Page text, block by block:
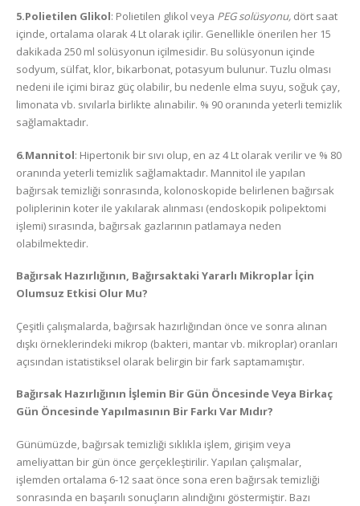
5.Polietilen Glikol: Polietilen glikol veya PEG solüsyonu, dört saat
içinde, ortalama olarak 4 Lt olarak içilir. Genellikle önerilen her 15
dakikada 250 ml solüsyonun içilmesidir. Bu solüsyonun içinde
sodyum, sülfat, klor, bikarbonat, potasyum bulunur. Tuzlu olması
nedeni ile içimi biraz güç olabilir, bu nedenle elma suyu, soğuk çay,
limonata vb. sıvılarla birlikte alınabilir. % 90 oranında yeterli temizlik
sağlamaktadır.
6.Mannitol: Hipertonik bir sıvı olup, en az 4 Lt olarak verilir ve % 80
oranında yeterli temizlik sağlamaktadır. Mannitol ile yapılan
bağırsak temizliği sonrasında, kolonoskopide belirlenen bağırsak
poliplerinin koter ile yakılarak alınması (endoskopik polipektomi
işlemi) sırasında, bağırsak gazlarının patlamaya neden
olabilmektedir.
Bağırsak Hazırlığının, Bağırsaktaki Yararlı Mikroplar İçin
Olumsuz Etkisi Olur Mu?
Çeşitli çalışmalarda, bağırsak hazırlığından önce ve sonra alınan
dışkı örneklerindeki mikrop (bakteri, mantar vb. mikroplar) oranları
açısından istatistiksel olarak belirgin bir fark saptamamıştır.
Bağırsak Hazırlığının İşlemin Bir Gün Öncesinde Veya Birkaç
Gün Öncesinde Yapılmasının Bir Farkı Var Mıdır?
Günümüzde, bağırsak temizliği sıklıkla işlem, girişim veya
ameliyattan bir gün önce gerçekleştirilir. Yapılan çalışmalar,
işlemden ortalama 6-12 saat önce sona eren bağırsak temizliği
sonrasında en başarılı sonuçların alındığını göstermiştir. Bazı